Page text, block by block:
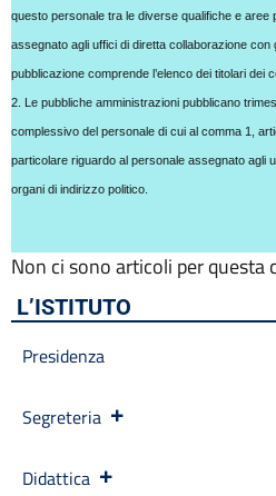
Codice disciplinare
Consulenti e collaboratori
Contatti
Contrattazione collettiva
Contrattazione integrativa
D.S.G.A.
Dirigenza
Docenti
Dotazione organica
feedback
Home
Incarichi conferiti e autorizzati ai
questo personale tra le diverse qualifiche e
assegnato agli uffici di diretta collaborazione con
pubblicazione comprende l’elenco dei titolari dei
2. Le pubbliche amministrazioni pubblicano
complessivo del personale di cui al comma 1,
particolare riguardo al personale assegnato agli
organi di indirizzo politico.
Non ci sono articoli per questa
L’ISTITUTO
Presidenza
Segreteria
Didattica